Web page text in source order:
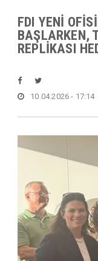
FDI YENİ
BAŞLARKEN,
REPLİKASI
10.04.2026 - 17:14